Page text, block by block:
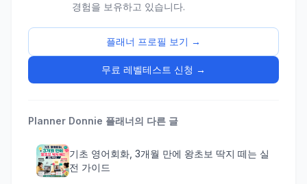
경험을 보유하고 있습니다.
플래너 프로필 보기 →
무료 레벨테스트 신청 →
Planner Donnie 플래너의 다른 글
기초 영어회화, 3개월 만에 왕초보 딱지 떼는 실
전 가이드